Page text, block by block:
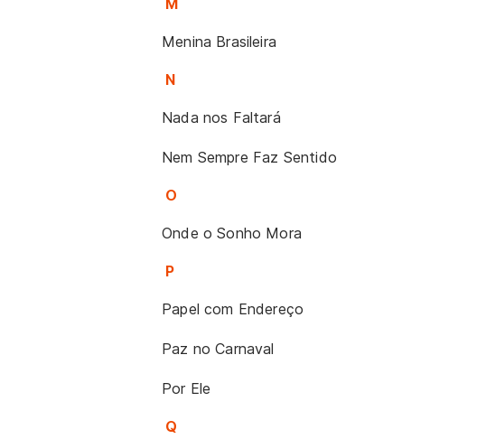
M
Menina Brasileira
N
Nada nos Faltará
Nem Sempre Faz Sentido
O
Onde o Sonho Mora
P
Papel com Endereço
Paz no Carnaval
Por Ele
Q